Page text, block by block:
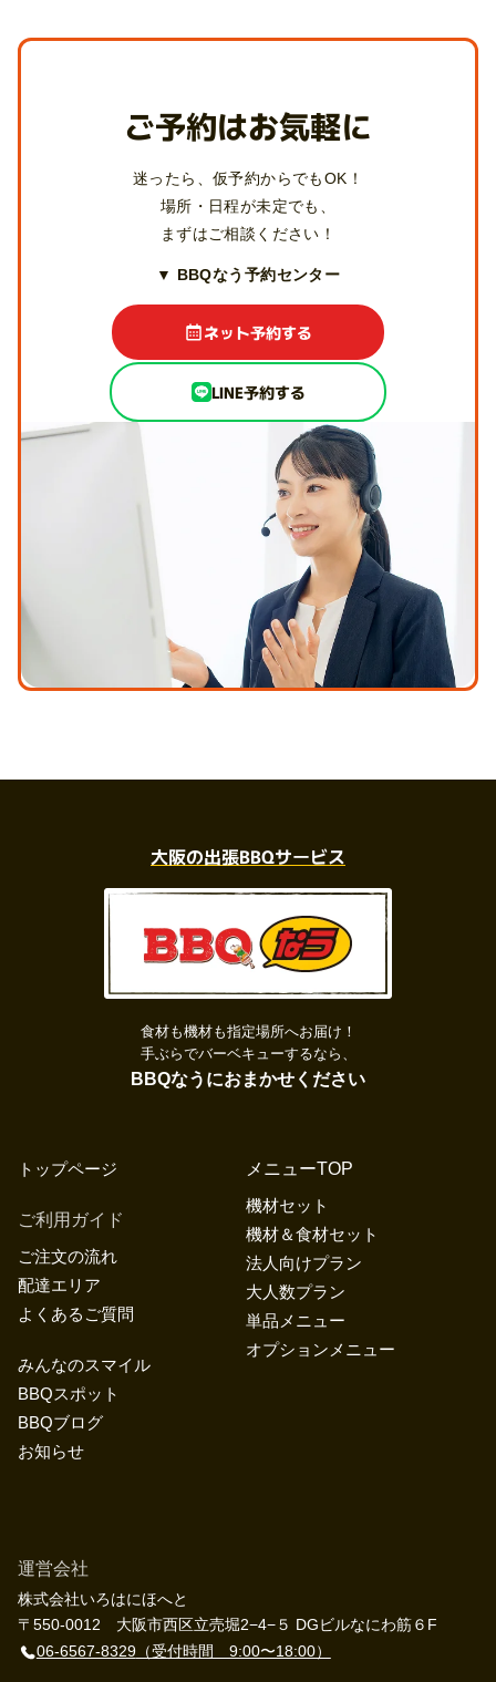
ご予約はお気軽に
迷ったら、仮予約からでもOK！
場所・日程が未定でも、
まずはご相談ください！
▼ BBQなう予約センター
ネット予約する
LINE予約する
大阪の出張BBQサービス
食材も機材も指定場所へお届け！
手ぶらでバーベキューするなら、
BBQなうにおまかせください
運営会社
株式会社いろはにほへと
〒550-0012 大阪市西区立売堀2−4−５ DGビルなにわ筋６F
06-6567-8329（受付時間 9:00〜18:00）
トップページ
メニューTOP
機材セット
機材＆食材セット
法人向けプラン
大人数プラン
単品メニュー
オプションメニュー
ご利用ガイド
ご注文の流れ
配達エリア
よくあるご質問
みんなのスマイル
BBQスポット
BBQブログ
お知らせ